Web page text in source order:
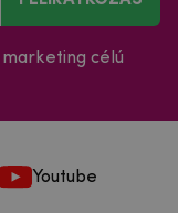
marketing célú
Youtube